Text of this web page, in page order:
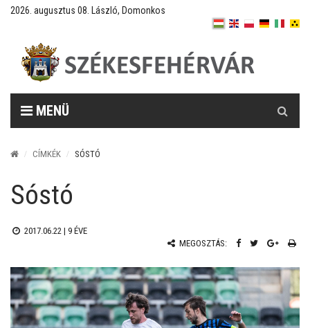
2026. augusztus 08. László, Domonkos
MENÜ
CÍMKÉK SÓSTÓ
Sóstó
2017.06.22 | 9 ÉVE
MEGOSZTÁS: